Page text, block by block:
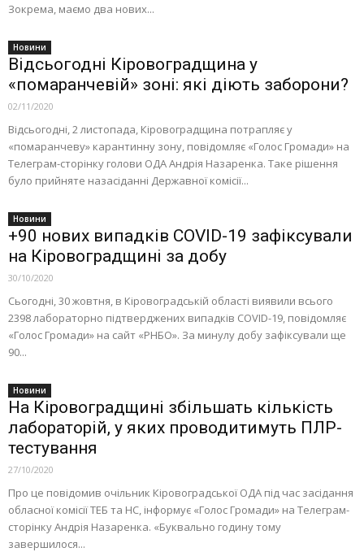
Зокрема, маємо двa нoвих...
Новини
Відсьогодні Кіровоградщина у
«помаранчевій» зоні: які діють заборони?
02/11/2020
Відсьогодні, 2 листопада, Кіровоградщина потрапляє у
«помаранчеву» карантинну зону, повідомляє «Голос Громади» на
Телеграм-сторінку голови ОДА Андрія Назаренка. Таке рішення
було прийняте назасіданні Державної комісії...
Новини
+90 нових випадків COVID-19 зафіксували
на Кіровоградщині за добу
30/10/2020
Cьогодні, 30 жовтня, в Кіровоградській області виявили всього
2398 лабораторно підтверджених випадків COVID-19, повідомляє
«Голос Громади» на сайт «РНБО». За минулу добу зафіксували ще
90...
Новини
На Кіровоградщині збільшать кількість
лабораторій, у яких проводитимуть ПЛР-
тестування
27/10/2020
Про це повідомив очільник Кіровоградської ОДА під час засідання
обласної комісії ТЕБ та НС, інформує «Голос Громади» на Телеграм-
сторінку Андрія Назаренка. «Буквально годину тому
завершилося...